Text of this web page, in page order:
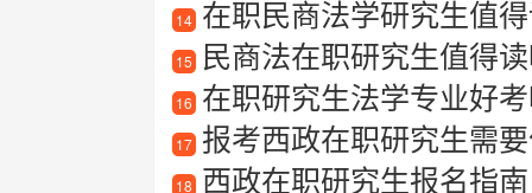
14 在职民商法学研究生值
15 民商法在职研究生值得读吗？
16 在职研究生法学专业好
17 报考西政在职研究生需要
18 西政在职研究生报名指